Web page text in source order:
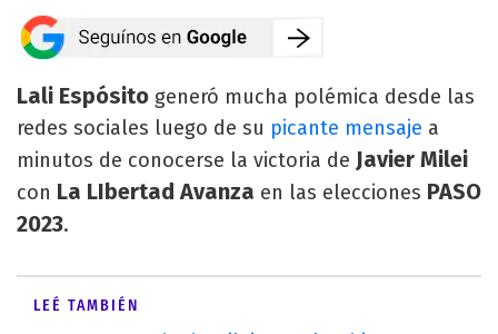
Lali Espósito generó mucha polémica desde las
redes sociales luego de su picante mensaje a
minutos de conocerse la victoria de Javier Milei
con La LIbertad Avanza en las elecciones PASO
2023.
LEÉ TAMBIÉN